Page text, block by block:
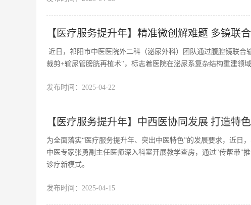
【医疗服务提升年】精准微创解难题 多镜联
近日，祁阳市中医医院外二科（泌尿外科）团队通过腹腔镜联
裁剪+输尿管膀胱再植术"，标志着医院在泌尿系复杂结构重建领
发布时间： 2025-04-22
【医疗服务提升年】中西医协同发展 打造特
为全面落实“医疗服务提升年、突出中医特色”的发展要求，近日
中医专家张勇副主任医师深入科室开展教学查房，通过"传帮带"
诊疗新模式。
发布时间： 2025-04-15